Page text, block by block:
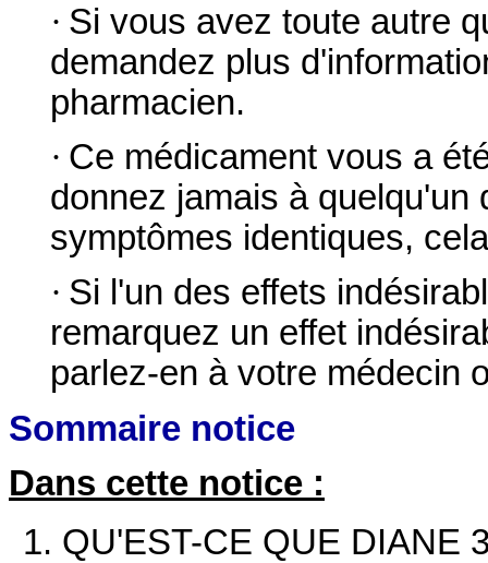
· Si vous avez toute autre
demandez plus
pharmacien.
· Ce médicament vous a
donnez jamais à quelqu'un
symptômes identiques,
· Si l'un des effets
remarquez un effet
parlez-en à votre médecin
Sommaire notice
Dans cette notice :
1. QU'EST-CE QUE DIANE